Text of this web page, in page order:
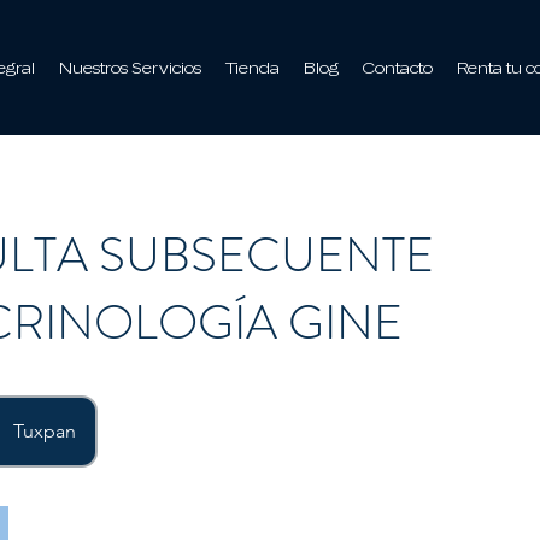
Nuestros Servicios Tienda Blog Contacto Renta tu
SUBSECUENTE
GINE
Tuxpan